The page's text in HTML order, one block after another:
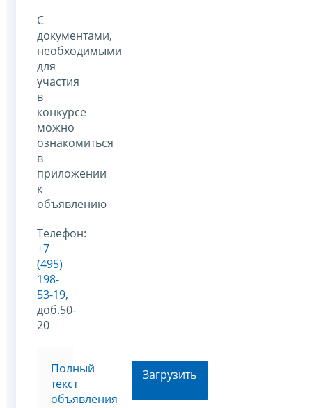
С
документами,
необходимыми
для
участия
в
конкурсе
можно
ознакомиться
в
приложении
к
объявлению
Телефон:
+7
(495)
198-
53-19,
доб.50-
20
Полный
текст
объявления
Загрузить